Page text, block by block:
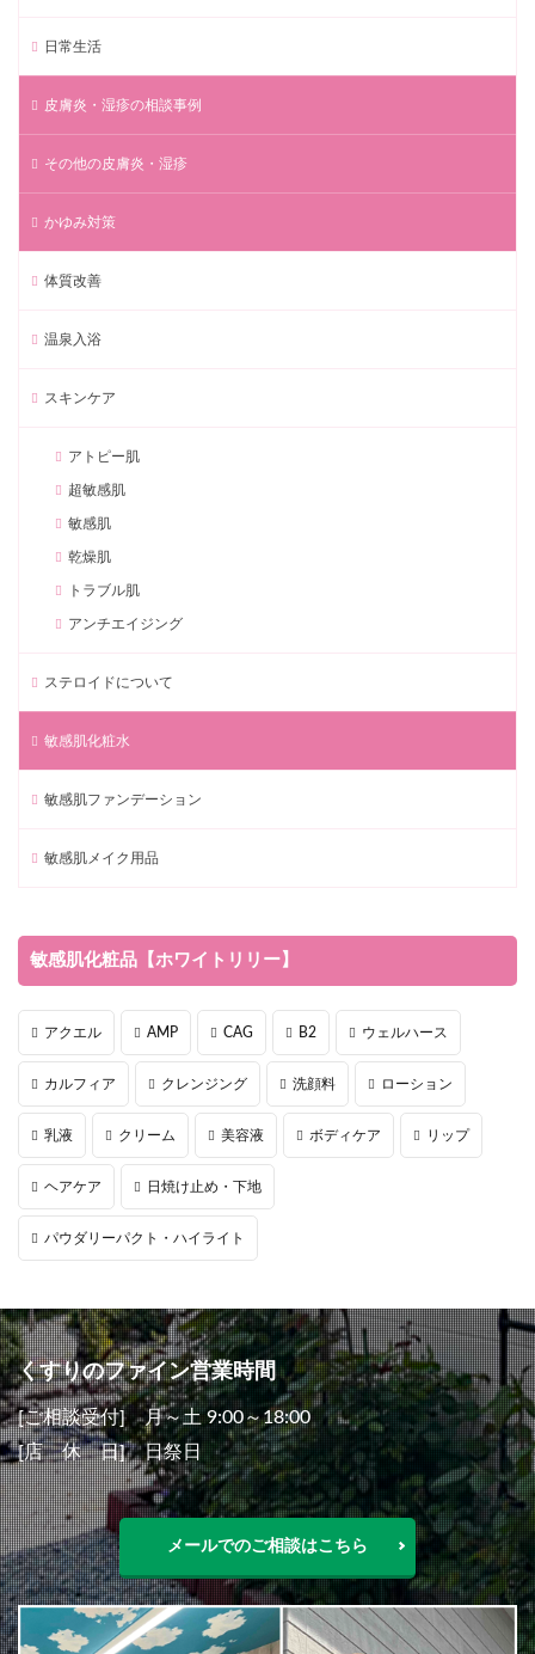
日常生活
皮膚炎・湿疹の相談事例
その他の皮膚炎・湿疹
かゆみ対策
体質改善
温泉入浴
スキンケア
アトピー肌
超敏感肌
敏感肌
乾燥肌
トラブル肌
アンチエイジング
ステロイドについて
敏感肌化粧水
敏感肌ファンデーション
敏感肌メイク用品
敏感肌化粧品【ホワイトリリー】
アクエル AMP CAG B2 ウェルハース
カルフィア クレンジング 洗顔料 ローション
乳液 クリーム 美容液 ボディケア リップ
ヘアケア 日焼け止め・下地
パウダリーパクト・ハイライト
くすりのファイン営業時間
[ご相談受付] 月～土 9:00～18:00
[店 休 日] 日祭日
メールでのご相談はこちら